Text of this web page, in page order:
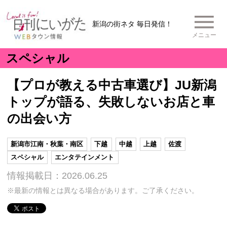
新潟の街ネタ 毎日発信！
メニュー
スペシャル
【プロが教える中古車選び】JU新潟
トップが語る、失敗しないお店と車
の出会い方
新潟市江南・秋葉・南区 下越 中越 上越
佐渡
スペシャル
エンタテインメント
情報掲載日：2026.06.25
※最新の情報とは異なる場合があります。ご了承ください。